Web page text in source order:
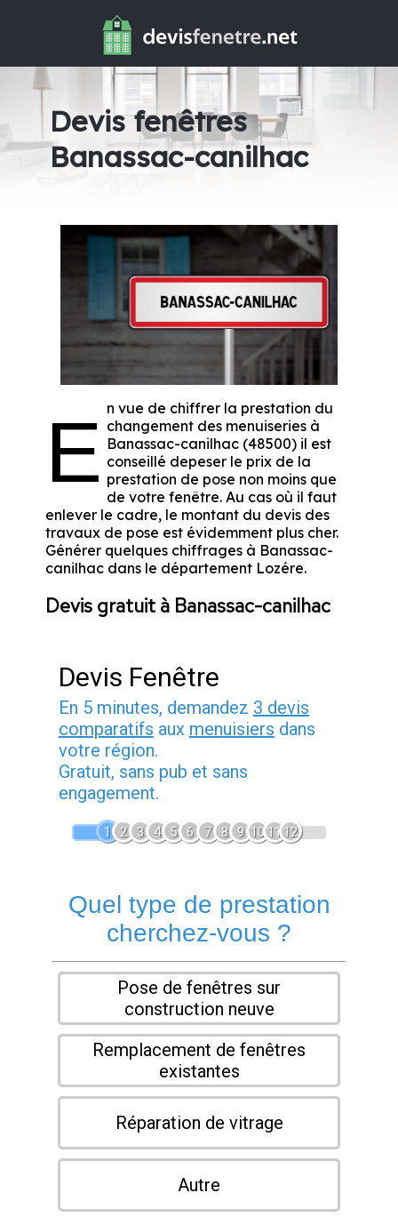
Devis fenêtres
Banassac-canilhac
E n vue de chiffrer la prestation du
changement des menuiseries à
Banassac-canilhac (48500) il est
conseillé depeser le prix de la
prestation de pose non moins que
de votre fenêtre. Au cas où il faut
enlever le cadre, le montant du devis des
travaux de pose est évidemment plus cher.
Générer quelques chiffrages à Banassac-
canilhac dans le département Lozére.
Devis gratuit à Banassac-canilhac
Devis Fenêtre
En 5 minutes, demandez 3 devis
comparatifs aux menuisiers dans
votre région.
Gratuit, sans pub et sans
engagement.
1 2 3 4 5 6 7 8 9 1011 12
Quel type de prestation
cherchez-vous ?
Pose de fenêtres sur
construction neuve
Remplacement de fenêtres
existantes
Réparation de vitrage
Autre